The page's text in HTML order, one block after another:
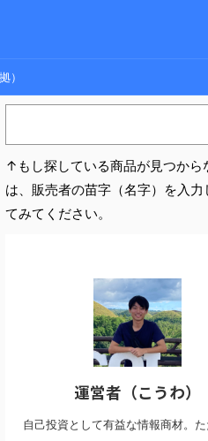
）
↑もし探している商品が見つから
は、販売者の苗字（名字）を入力
てみてください。
運営者（こうわ）
自己投資として有益な情報商材。